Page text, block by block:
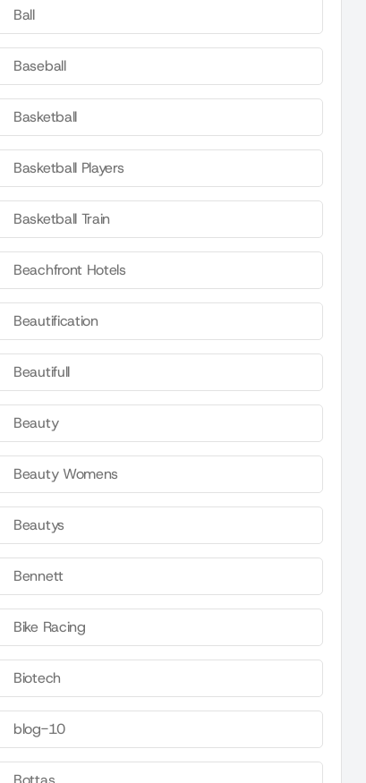
Ball
Baseball
Basketball
Basketball Players
Basketball Train
Beachfront Hotels
Beautification
Beautifull
Beauty
Beauty Womens
Beautys
Bennett
Bike Racing
Biotech
blog-10